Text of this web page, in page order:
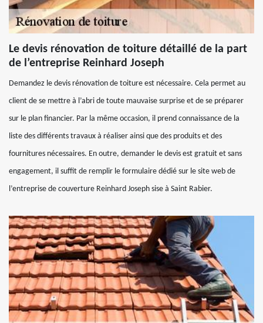
Le devis rénovation de toiture détaillé de la part
de l’entreprise Reinhard Joseph
Demandez le devis rénovation de toiture est nécessaire. Cela permet au
client de se mettre à l’abri de toute mauvaise surprise et de se préparer
sur le plan financier. Par la même occasion, il prend connaissance de la
liste des différents travaux à réaliser ainsi que des produits et des
fournitures nécessaires. En outre, demander le devis est gratuit et sans
engagement, il suffit de remplir le formulaire dédié sur le site web de
l’entreprise de couverture Reinhard Joseph sise à Saint Rabier.